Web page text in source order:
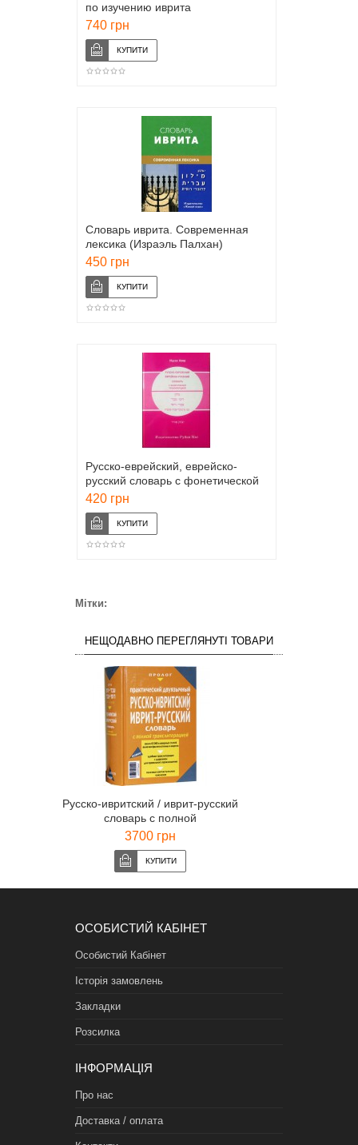
по изучению иврита
740 грн
Словарь иврита. Современная
лексика (Израэль Палхан)
450 грн
Русско-еврейский, еврейско-
русский словарь с фонетической
транскрипцией (Ицхак Амир)
420 грн
Мітки:
НЕЩОДАВНО ПЕРЕГЛЯНУТІ ТОВАРИ
Русско-ивритский / иврит-русский
словарь с полной
транслитерацией 65 000 слов
3700 грн
ОСОБИСТИЙ КАБІНЕТ
Особистий Кабінет
Історія замовлень
Закладки
Розсилка
ІНФОРМАЦІЯ
Про нас
Доставка / оплата